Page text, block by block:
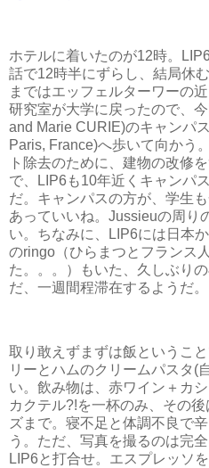
ホテルに着いたのが12時。
話で12時半にずらし、結局休
まではエッフェルターワーの
研究室が大学に戻ったので、
and Marie CURIE)のキャンパ
Paris, France)へ歩いて向かう
ト除去のために、建物の改修
で、LIP6も10年近くキャンパ
だ。キャンパスの方が、学生
あっていいね。Jussieuの周り
い。ちなみに、LIP6には日本
のringo（ひらまつとフランス
た。。。）もいた、久しぶり
だ、一週間程滞在するようだ。
取り敢えずまずは飯というこ
リーとハムのクリームパスタ(
い。飲み物は、赤ワイン＋カ
カクテル?!を一杯のみ、その
ズまで。寝不足と体調不良で
う。ただ、写真を撮るのは完
LIP6と打合せ。エスプレッソ